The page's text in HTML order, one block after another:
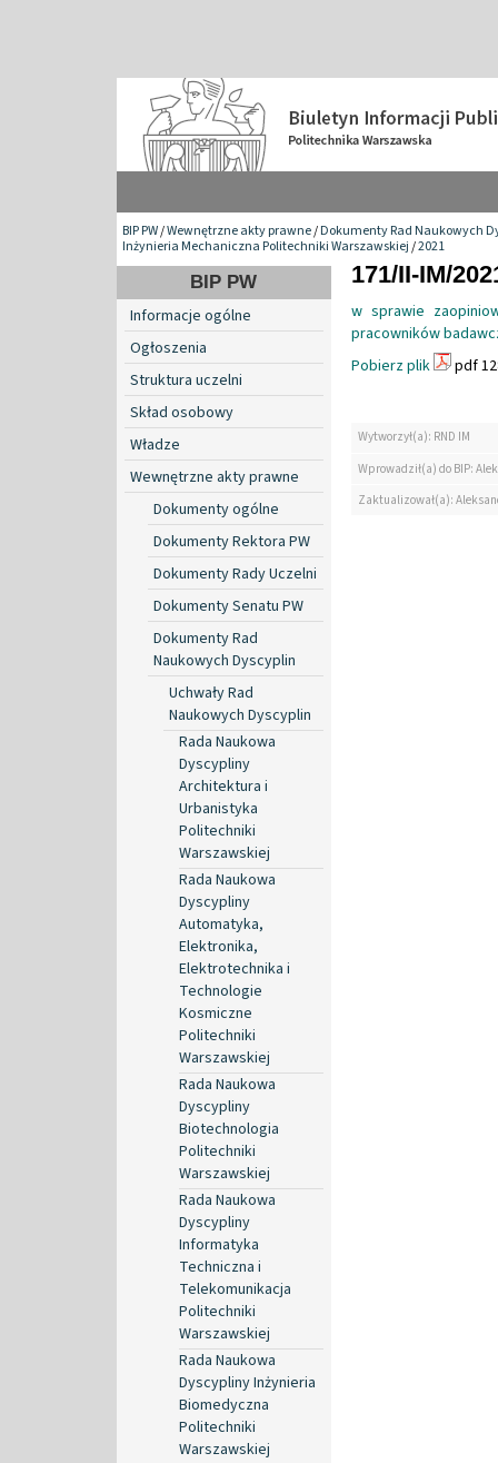
BIP PW/Wewnętrzne akty prawne/Dokumenty Rad Naukowych
Inżynieria Mechaniczna Politechniki Warszawskiej/2021
BIP PW
Informacje ogólne
Ogłoszenia
Struktura uczelni
Skład osobowy
Władze
Wewnętrzne akty prawne
Dokumenty ogólne
Dokumenty Rektora PW
Dokumenty Rady Uczelni
Dokumenty Senatu PW
Dokumenty Rad
Naukowych Dyscyplin
Uchwały Rad
Naukowych Dyscyplin
Rada Naukowa
Dyscypliny
Architektura i
Urbanistyka
Politechniki
Warszawskiej
Rada Naukowa
Dyscypliny
Automatyka,
Elektronika,
Elektrotechnika i
Technologie
Kosmiczne
Politechniki
Warszawskiej
Rada Naukowa
Dyscypliny
Biotechnologia
Politechniki
Warszawskiej
Rada Naukowa
Dyscypliny
Informatyka
Techniczna i
Telekomunikacja
Politechniki
Warszawskiej
Rada Naukowa
Dyscypliny Inżynieria
Biomedyczna
Politechniki
Warszawskiej
171/II-IM/
w sprawie
pracowników
Pobierz plik
pdf
Wytworzył(a): RND IM
Wprowadził(a) do BIP:
Zaktualizował(a):